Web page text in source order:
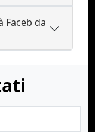
Faceb da